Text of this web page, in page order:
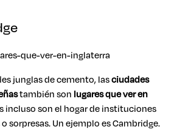
junglas de cemento, lasciudades
también son lugares que ver en
incluso son el hogar de instituciones
sorpresas. Un ejemplo es Cambridge.